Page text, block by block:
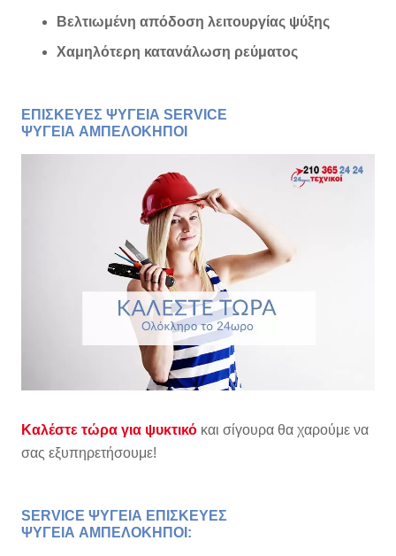
Βελτιωμένη απόδοση λειτουργίας ψύξης
Χαμηλότερη κατανάλωση ρεύματος
ΕΠΙΣΚΕΥΕΣ ΨΥΓΕΙΑ SERVICE
ΨΥΓΕΙΑ ΑΜΠΕΛΟΚΗΠΟΙ
Καλέστε τώρα για ψυκτικό και σίγουρα θα χαρούμε να
σας εξυπηρετήσουμε!
SERVICE ΨΥΓΕΙΑ ΕΠΙΣΚΕΥΕΣ
ΨΥΓΕΙΑ ΑΜΠΕΛΟΚΗΠΟΙ :